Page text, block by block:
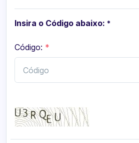
Insira o Código abaixo: *
Código: *